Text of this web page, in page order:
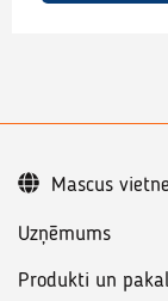
Uzņēmums
Produkti un
Mascus